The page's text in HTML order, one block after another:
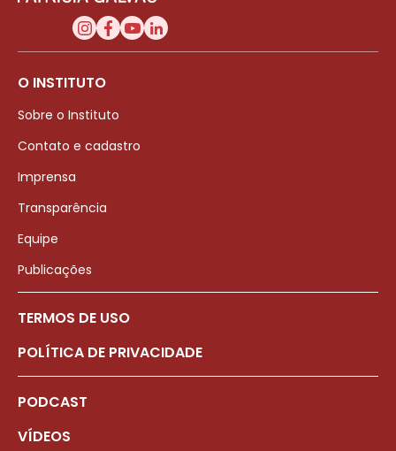
O INSTITUTO
Sobre o Instituto
Contato e cadastro
Imprensa
Transparência
Equipe
Publicações
TERMOS DE USO
POLÍTICA DE PRIVACIDADE
PODCAST
VÍDEOS